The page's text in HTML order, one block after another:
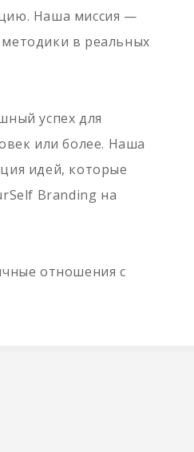
Наша миссия —
в реальных
успех для
или более. Наша
идей, которые
Branding на
отношения с